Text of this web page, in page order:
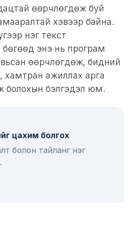
өөрчлөгдөж буй
хэвээр байна.
нэг текст
энэ нь програм
өөрчлөгдөж, бидний
хамтран ажиллах арга
болохын бэлгэдэл юм.
цахим болгох
болон тайланг нэг